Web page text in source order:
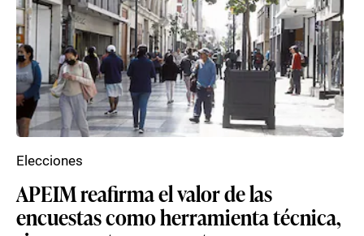
APEIM reafirma el valor de las
encuestas como herramienta técnica,
Elecciones